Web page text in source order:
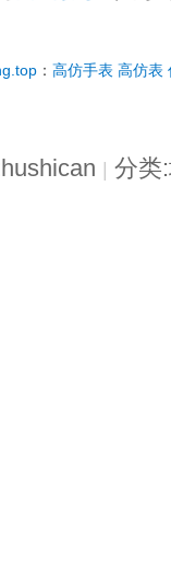
：高仿手表 高仿表
| 分类